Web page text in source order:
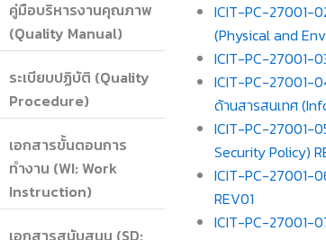
คู่มือบริหารงานคุณภาพ
(Quality Manual)
ระเบียบปฏิบัติ (Quality
Procedure)
เอกสารขั้นตอนการ
ทำงาน (WI: Work
Instruction)
เอกสารสนับสนุน (SD:
ICIT-PC-27001-
(Physical and
ICIT-PC-27001-
ICIT-PC-27001-
ด้านสารสนเทศ
ICIT-PC-27001-
Security Policy)
ICIT-PC-27001-
REV01
ICIT-PC-27001-